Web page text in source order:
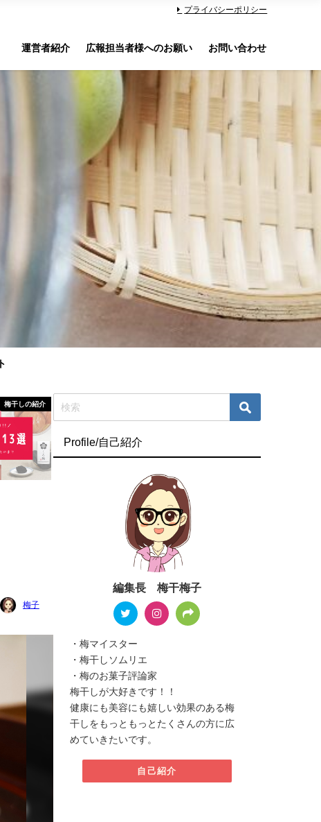
プライバシーポリシー
運営者紹介 広報担当者様へのお願い お問い合わせ
梅干しの紹介
梅子
Profile/自己紹介
編集長 梅干梅子
・梅マイスター
・梅干しソムリエ
・梅のお菓子評論家
梅干しが大好きです！！
健康にも美容にも嬉しい効果のある梅
干しをもっともっとたくさんの方に広
めていきたいです。
自己紹介